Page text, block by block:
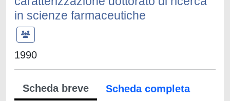
in scienze farmaceutiche
1990
Scheda breve
Scheda completa